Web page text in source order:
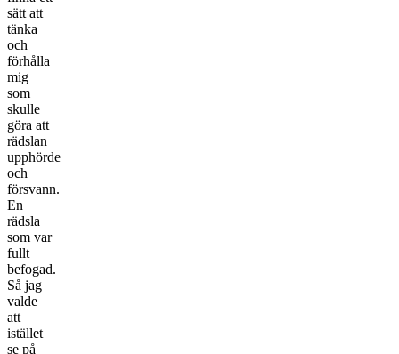
sätt att
tänka
och
förhålla
mig
som
skulle
göra att
rädslan
upphörde
och
försvann.
En
rädsla
som var
fullt
befogad.
Så jag
valde
att
istället
se på